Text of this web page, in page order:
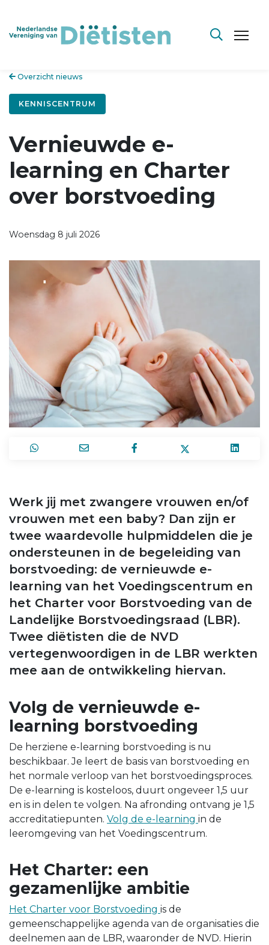
Overzicht nieuws
KENNISCENTRUM
Vernieuwde e-
learning en Charter
over borstvoeding
Woensdag 8 juli 2026
Werk jij met zwangere vrouwen en/of
vrouwen met een baby? Dan zijn er
twee waardevolle hulpmiddelen die je
ondersteunen in de begeleiding van
borstvoeding: de vernieuwde e-
learning van het Voedingscentrum en
het Charter voor Borstvoeding van de
Landelijke Borstvoedingsraad (LBR).
Twee diëtisten die de NVD
vertegenwoordigen in de LBR werkten
mee aan de ontwikkeling hiervan.
Volg de vernieuwde e-
learning borstvoeding
De herziene e-learning borstvoeding is nu
beschikbaar. Je leert de basis van borstvoeding en
het normale verloop van het borstvoedingsproces.
De e-learning is kosteloos, duurt ongeveer 1,5 uur
en is in delen te volgen. Na afronding ontvang je 1,5
accreditatiepunten. Volg de e-learning in de
leeromgeving van het Voedingscentrum.
Het Charter: een
gezamenlijke ambitie
Het Charter voor Borstvoeding is de
gemeenschappelijke agenda van de organisaties die
deelnemen aan de LBR, waaronder de NVD. Hierin